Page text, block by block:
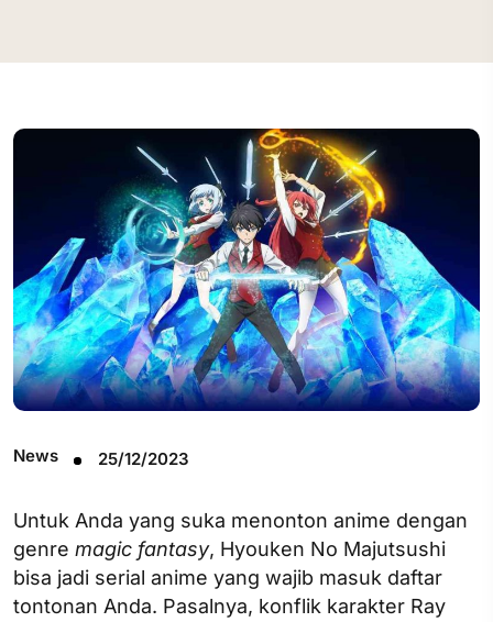
News 25/12/2023
Untuk Anda yang suka menonton anime dengan
genre magic fantasy, Hyouken No Majutsushi
bisa jadi serial anime yang wajib masuk daftar
tontonan Anda. Pasalnya, konflik karakter Ray